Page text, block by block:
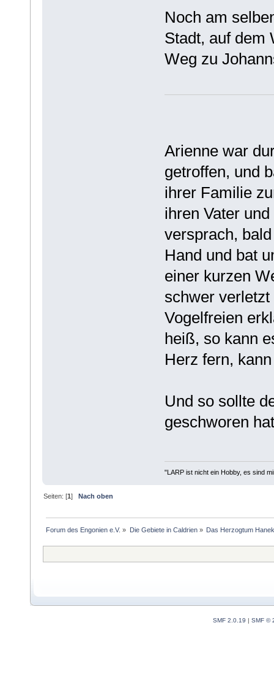
Noch am
Stadt, auf dem
Weg zu
Arienne war
getroffen, und
ihrer Familie
ihren Vater
versprach,
Hand und bat
einer kurzen
schwer
Vogelfreien
heiß, so kann
Herz fern,
Und so sollte
geschworen
"LARP ist nicht ein Hobby, es sind
Seiten: [1]Nach oben
Forum des Engonien e.V. » Die Gebiete in Caldrien» Das Herzogtum
SMF 2.0.19 | SMF ©